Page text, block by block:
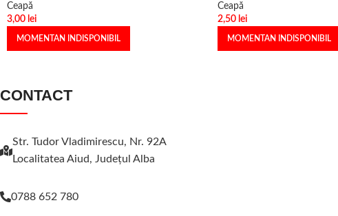
Ceapă
3,00 lei
MOMENTAN INDISPONIBIL
Ceapă
2,50 lei
MOMENTAN INDISPONIBIL
CONTACT
Str. Tudor Vladimirescu, Nr. 92A
Localitatea Aiud, Judeţul Alba
0788 652 780